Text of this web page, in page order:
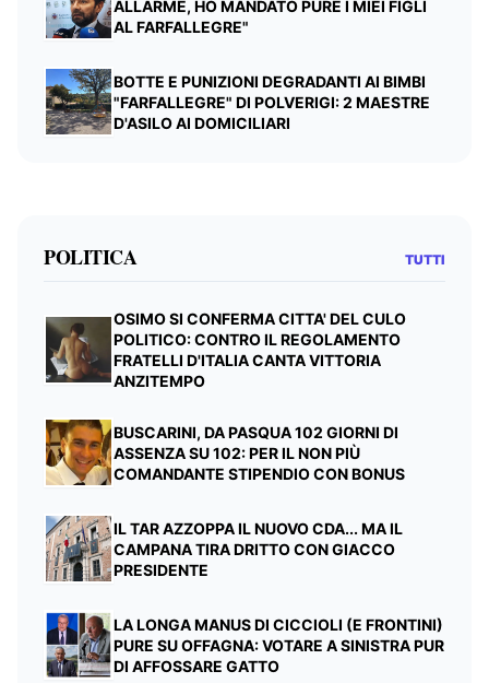
ALLARME, HO MANDATO PURE I MIEI FIGLI
AL FARFALLEGRE"
BOTTE E PUNIZIONI DEGRADANTI AI BIMBI
"FARFALLEGRE" DI POLVERIGI: 2 MAESTRE
D'ASILO AI DOMICILIARI
POLITICA TUTTI
OSIMO SI CONFERMA CITTA' DEL CULO
POLITICO: CONTRO IL REGOLAMENTO
FRATELLI D'ITALIA CANTA VITTORIA
ANZITEMPO
BUSCARINI, DA PASQUA 102 GIORNI DI
ASSENZA SU 102: PER IL NON PIÙ
COMANDANTE STIPENDIO CON BONUS
IL TAR AZZOPPA IL NUOVO CDA... MA IL
CAMPANA TIRA DRITTO CON GIACCO
PRESIDENTE
LA LONGA MANUS DI CICCIOLI (E FRONTINI)
PURE SU OFFAGNA: VOTARE A SINISTRA PUR
DI AFFOSSARE GATTO